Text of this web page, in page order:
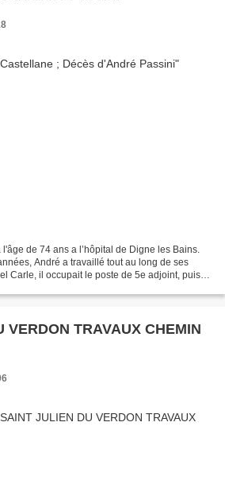
de 74 ans a l’hôpital de Digne les Bains.
André a travaillé tout au long de ses
Carle, il occupait le poste de 5e adjoint, puis
VERDON TRAVAUX CHEMIN